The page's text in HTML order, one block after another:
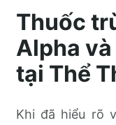
Thuốc
Alpha
tại Thể
Khi đã hiểu rõ